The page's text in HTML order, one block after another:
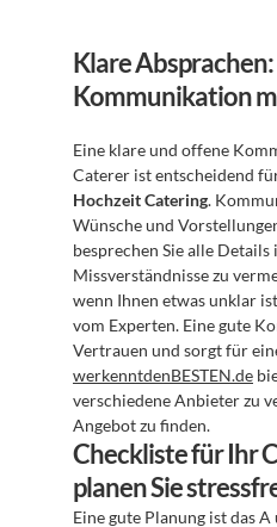
Klare
Kommunikation
Eine klare und offene
Hochzeit Catering.
Wünsche und
besprechen Sie alle
Missverständnisse zu
wenn Ihnen etwas unklar
vom Experten. Eine gute
werkenntdenBESTEN.de
verschiedene Anbieter zu
Angebot zu finden.
Checkliste für Ihr
planen Sie